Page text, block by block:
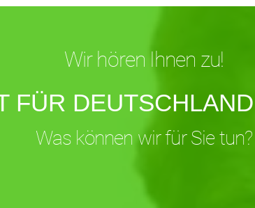
Wir hören Ihnen zu!
FÜR
Was können wir für Sie tun?